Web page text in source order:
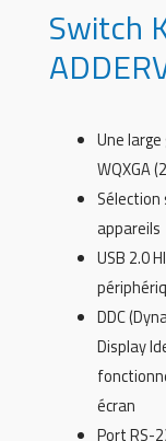
Switch
Une
WQXGA
appareils
USB 2.0
DDC
Display
écran
Port RS-